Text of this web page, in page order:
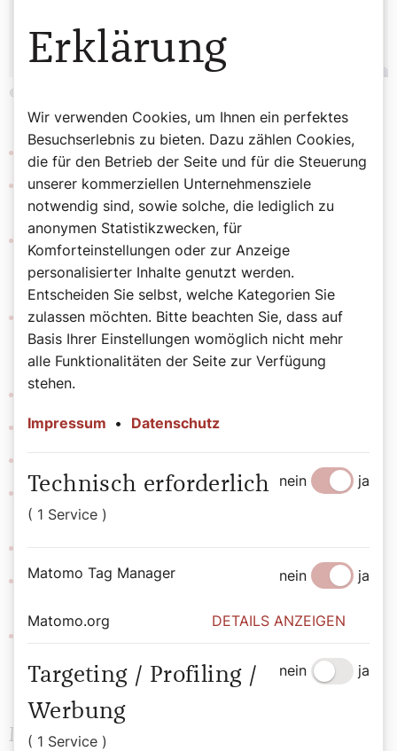
©Erzdiözese Wien/Stephan Schönlaub
Geboren:30. Juli 1969 in München/Bayern
Diakonatsjahr:Pflegeheim Floridsdorf und Pfarre
Jedlesee (Wien 21)
Ausbildung:Studium Klassische Archäologie, Alte
Geschichte und Philosophie; Studium Vergleichendes
Kanonisches Recht; Katholische Fachtheologie
Lieblingsbibelstelle:„Wer sonst besiegt die Welt,
außer dem, der glaubt, dass Jesus der Sohn Gottes
ist?“ (Erster Johannesbrief 5,5)
Lieblingsheiliger:
Hobbys:Architektur, bildende Kunst, Komposition
Lieblingsspeise:Rindfleisch, gekocht
Lieblingsbuch:Ursula K. Le Guin, „Der Tag vor der
Revolution“
Lieblingsmusik:Steve Reich, Music for 18 Musicians
Primiz:28. Juni um 9:30 Uhr: Sankt Elisabeth (Pfarre
Nachprimiz:
Manuel Rennhofer
Erklärung
Wir verwenden Cookies, um Ihnen ein perfektes
Besuchserlebnis zu bieten. Dazu zählen Cookies,
die für den Betrieb der Seite und für die Steuerung
unserer kommerziellen Unternehmensziele
notwendig sind, sowie solche, die lediglich zu
anonymen Statistikzwecken, für
Komforteinstellungen oder zur Anzeige
personalisierter Inhalte genutzt werden.
Entscheiden Sie selbst, welche Kategorien Sie
zulassen möchten. Bitte beachten Sie, dass auf
Basis Ihrer Einstellungen womöglich nicht mehr
alle Funktionalitäten der Seite zur Verfügung
stehen.
Impressum • Datenschutz
Technisch erforderlich
( 1 Service )
nein ja
Matomo Tag Manager nein ja
Matomo.org DETAILS ANZEIGEN
Targeting / Profiling /
Werbung
( 1 Service )
nein ja